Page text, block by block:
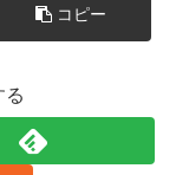
コピー
る